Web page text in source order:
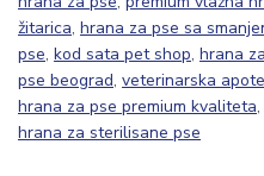
žitarica, hrana za pse sa
pse, kod sata pet shop, hrana
pse beograd, veterinarska
hrana za pse premium kvaliteta,
hrana za sterilisane pse